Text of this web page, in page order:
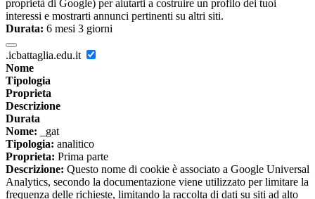
proprietà di Google) per aiutarti a costruire un profilo dei tuoi
interessi e mostrarti annunci pertinenti su altri siti.
Durata: 6 mesi 3 giorni
.icbattaglia.edu.it
Nome
Tipologia
Proprieta
Descrizione
Durata
Nome: _gat
Tipologia: analitico
Proprieta: Prima parte
Descrizione: Questo nome di cookie è associato a Google Universal
Analytics, secondo la documentazione viene utilizzato per limitare la
frequenza delle richieste, limitando la raccolta di dati su siti ad alto